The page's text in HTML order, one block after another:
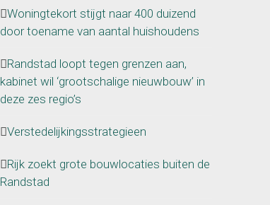
Woningtekort stijgt naar 400 duizend
door toename van aantal huishoudens
Randstad loopt tegen grenzen aan,
kabinet wil ‘grootschalige nieuwbouw’ in
deze zes regio’s
Verstedelijkingsstrategieen
Rijk zoekt grote bouwlocaties buiten de
Randstad